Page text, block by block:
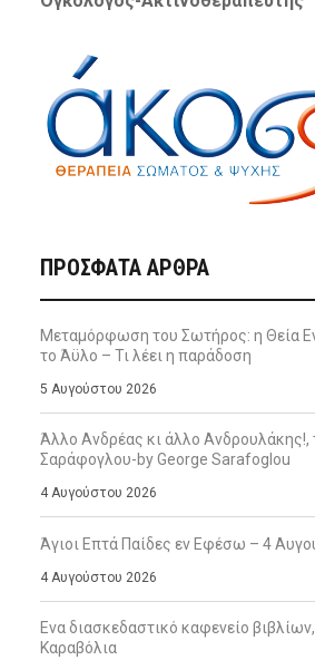
ΠΡΌΣΦΑΤΑ ΆΡΘΡΑ
Μεταμόρφωση του Σωτήρος: η Θεία
το Άϋλο – Τι λέει η παράδοση
5 Αυγούστου 2026
Άλλο Ανδρέας κι άλλο Ανδρουλάκης!,
Σαράφογλου-by George Sarafoglou
4 Αυγούστου 2026
Άγιοι Επτά Παίδες εν Εφέσω – 4
4 Αυγούστου 2026
Ενα διασκεδαστικό καφενείο
Καραβόλια